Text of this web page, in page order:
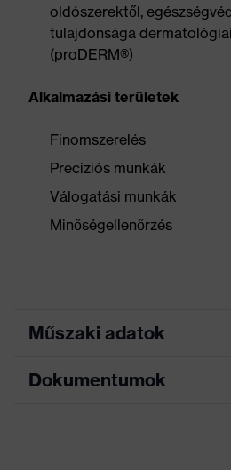
oldószerektől,
tulajdonsága
(proDERM®)
Alkalmazási területek
Finomszerelés
Precíziós munkák
Válogatási munkák
Minőségellenőrzés
Műszaki adatok
Keresőszín (szűrő)
Dokumentumok